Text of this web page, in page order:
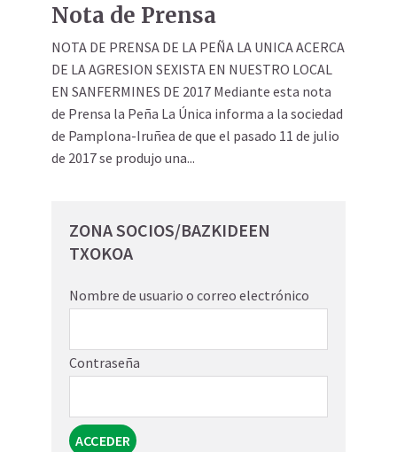
Nota de Prensa
NOTA DE PRENSA DE LA PEÑA LA UNICA ACERCA
DE LA AGRESION SEXISTA EN NUESTRO LOCAL
EN SANFERMINES DE 2017 Mediante esta nota
de Prensa la Peña La Única informa a la sociedad
de Pamplona-Iruñea de que el pasado 11 de julio
de 2017 se produjo una...
ZONA SOCIOS/BAZKIDEEN
TXOKOA
Nombre de usuario o correo electrónico
Contraseña